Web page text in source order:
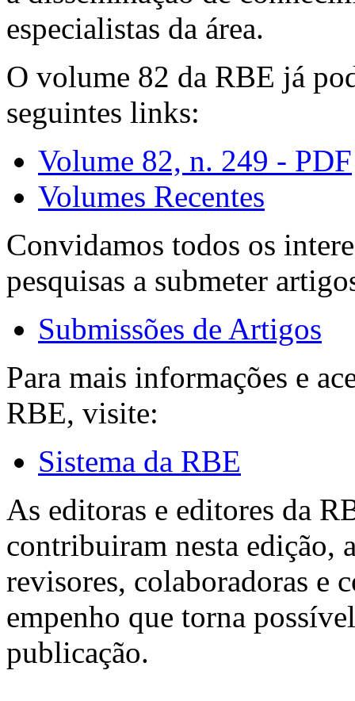
especialistas da área.
O volume 82 da RBE já
seguintes links:
Volume 82, n. 249 - PDF
Volumes Recentes
Convidamos todos os
pesquisas a submeter
Submissões de Artigos
Para mais informações e
RBE, visite:
Sistema da RBE
As editoras e editores da
contribuiram nesta edição,
revisores, colaboradoras e
empenho que torna
publicação.